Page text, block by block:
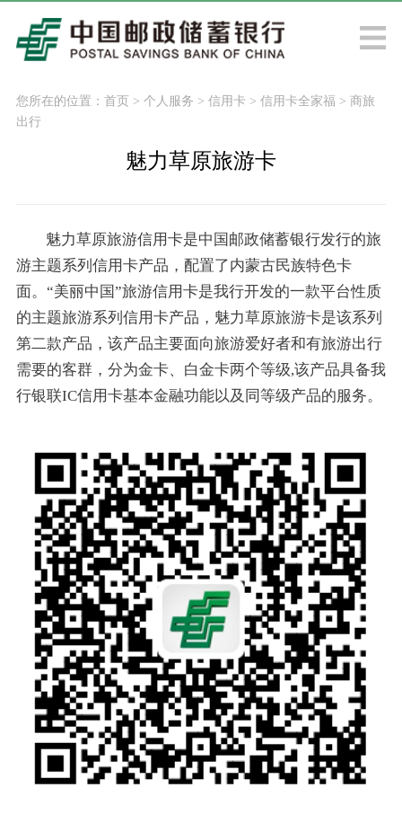
您所在的位置： 首页> 个人服务 > 信用卡 > 信用卡全家福 > 商旅
出行
魅力草原旅游卡
魅力草原旅游信用卡是中国邮政储蓄银行发行的旅
游主题系列信用卡产品，配置了内蒙古民族特色卡
面。“美丽中国”旅游信用卡是我行开发的一款平台性质
的主题旅游系列信用卡产品，魅力草原旅游卡是该系列
第二款产品，该产品主要面向旅游爱好者和有旅游出行
需要的客群，分为金卡、白金卡两个等级,该产品具备我
行银联IC信用卡基本金融功能以及同等级产品的服务。